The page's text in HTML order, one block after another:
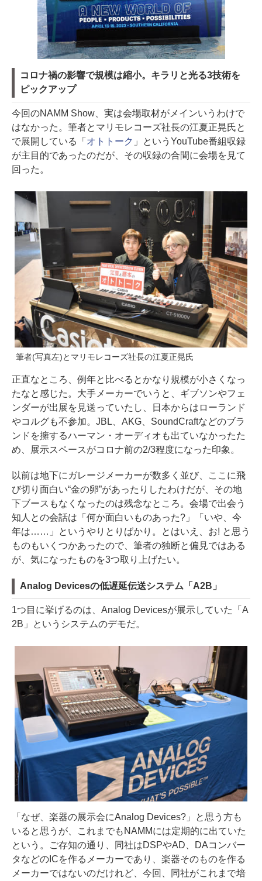
コロナ禍の影響で規模は縮小。キラリと光る3技術を
ピックアップ
今回のNAMM Show、実は会場取材がメインいうわけで
はなかった。筆者とマリモレコーズ社長の江夏正晃氏と
で展開している「 オトトーク 」というYouTube番組収録
が主目的であったのだが、その収録の合間に会場を見て
回った。
筆者(写真左)とマリモレコーズ社長の江夏正晃氏
正直なところ、例年と比べるとかなり規模が小さくなっ
たなと感じた。大手メーカーでいうと、ギブソンやフェ
ンダーが出展を見送っていたし、日本からはローランド
やコルグも不参加。JBL、AKG、SoundCraftなどのブラ
ンドを擁するハーマン・オーディオも出ていなかったた
め、展示スペースがコロナ前の2/3程度になった印象。
以前は地下にガレージメーカーが数多く並び、ここに飛
び切り面白い“金の卵”があったりしたわけだが、その地
下ブースもなくなったのは残念なところ。会場で出会う
知人との会話は「何か面白いものあった?」「いや、今
年は……」というやりとりばかり。とはいえ、お! と思う
ものもいくつかあったので、筆者の独断と偏見ではある
が、気になったものを3つ取り上げたい。
Analog Devicesの低遅延伝送システム「A2B」
1つ目に挙げるのは、Analog Devicesが展示していた「A
2B」というシステムのデモだ。
「なぜ、楽器の展示会にAnalog Devices?」と思う方も
いると思うが、これまでもNAMMには定期的に出ていた
という。ご存知の通り、同社はDSPやAD、DAコンバー
タなどのICを作るメーカーであり、楽器そのものを作る
メーカーではないのだけれど、今回、同社がこれまで培